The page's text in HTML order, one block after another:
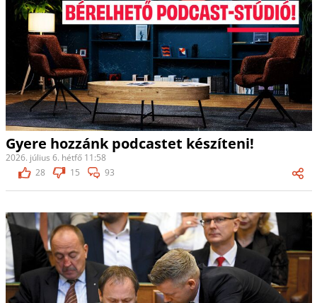
Gyere hozzánk podcastet készíteni!
2026. július 6. hétfő 11:58
28
15 93